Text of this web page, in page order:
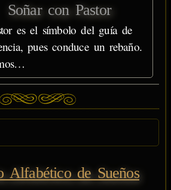
Soñar con Pastor
es el símbolo del guía de
pues conduce un rebaño.
Alfabético de Sueños